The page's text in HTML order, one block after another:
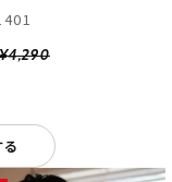
る